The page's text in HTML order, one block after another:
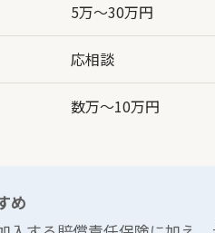
5万〜30万円
応相談
数万〜10万円
め